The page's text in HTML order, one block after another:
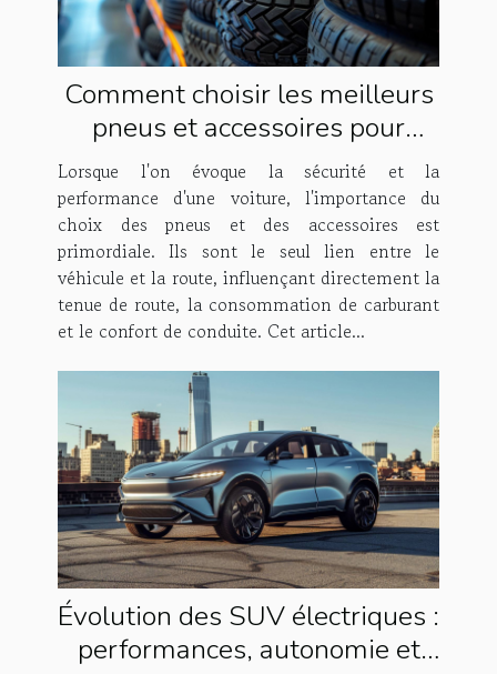
Comment choisir les meilleurs
pneus et accessoires pour
votre voiture
Lorsque l'on évoque la sécurité et la
performance d'une voiture, l'importance du
choix des pneus et des accessoires est
primordiale. Ils sont le seul lien entre le
véhicule et la route, influençant directement la
tenue de route, la consommation de carburant
et le confort de conduite. Cet article...
Évolution des SUV électriques :
performances, autonomie et